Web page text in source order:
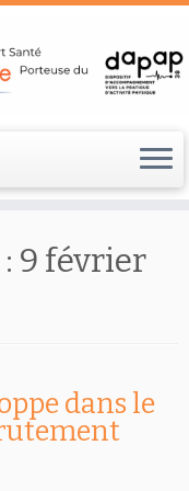
9 février
dans le